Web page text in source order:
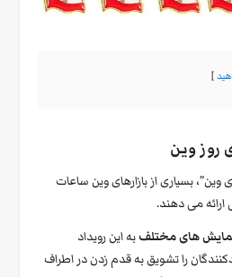
روز وین
بسیاری از بازارهای وین ساعات
ارائه می دهند.
های مختلفبه این رویداد
را تشویق به قدم زدن در اطراف